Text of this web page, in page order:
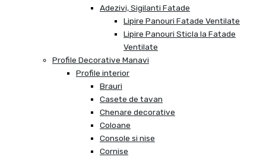
Adezivi, Sigilanti Fatade
Lipire Panouri Fatade Ventilate
Lipire Panouri Sticla la Fatade
Ventilate
Profile Decorative Manavi
Profile interior
Brauri
Casete de tavan
Chenare decorative
Coloane
Console si nise
Cornise